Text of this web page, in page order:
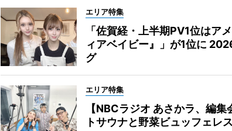
エリア特集
「佐賀経・上半期PV1位はア
ィアベイビー』」が1位に
グ
エリア特集
【NBCラジオ あさかラ、編
トサウナと野菜ビュッフェレ